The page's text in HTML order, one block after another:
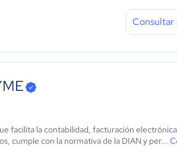
Consultar
facilita la contabilidad, facturación
cumple con la normativa de la DIAN y per...